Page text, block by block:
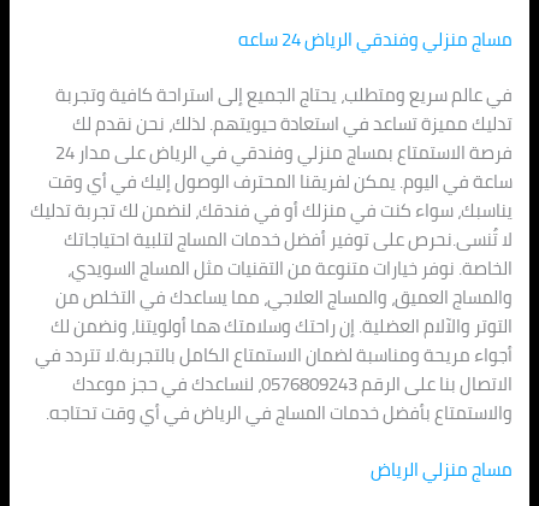
مساج منزلي وفندقي الرياض 24 ساعه
في عالم سريع ومتطلب، يحتاج الجميع إلى استراحة كافية وتجربة
تدليك مميزة تساعد في استعادة حيويتهم. لذلك، نحن نقدم لك
فرصة الاستمتاع بمساج منزلي وفندقي في الرياض على مدار 24
ساعة في اليوم. يمكن لفريقنا المحترف الوصول إليك في أي وقت
يناسبك، سواء كنت في منزلك أو في فندقك، لنضمن لك تجربة تدليك
لا تُنسى.نحرص على توفير أفضل خدمات المساج لتلبية احتياجاتك
الخاصة. نوفر خيارات متنوعة من التقنيات مثل المساج السويدي،
والمساج العميق، والمساج العلاجي، مما يساعدك في التخلص من
التوتر والآلام العضلية. إن راحتك وسلامتك هما أولويتنا، ونضمن لك
أجواء مريحة ومناسبة لضمان الاستمتاع الكامل بالتجربة.لا تتردد في
الاتصال بنا على الرقم 0576809243، لنساعدك في حجز موعدك
والاستمتاع بأفضل خدمات المساج في الرياض في أي وقت تحتاجه.
مساج منزلي الرياض